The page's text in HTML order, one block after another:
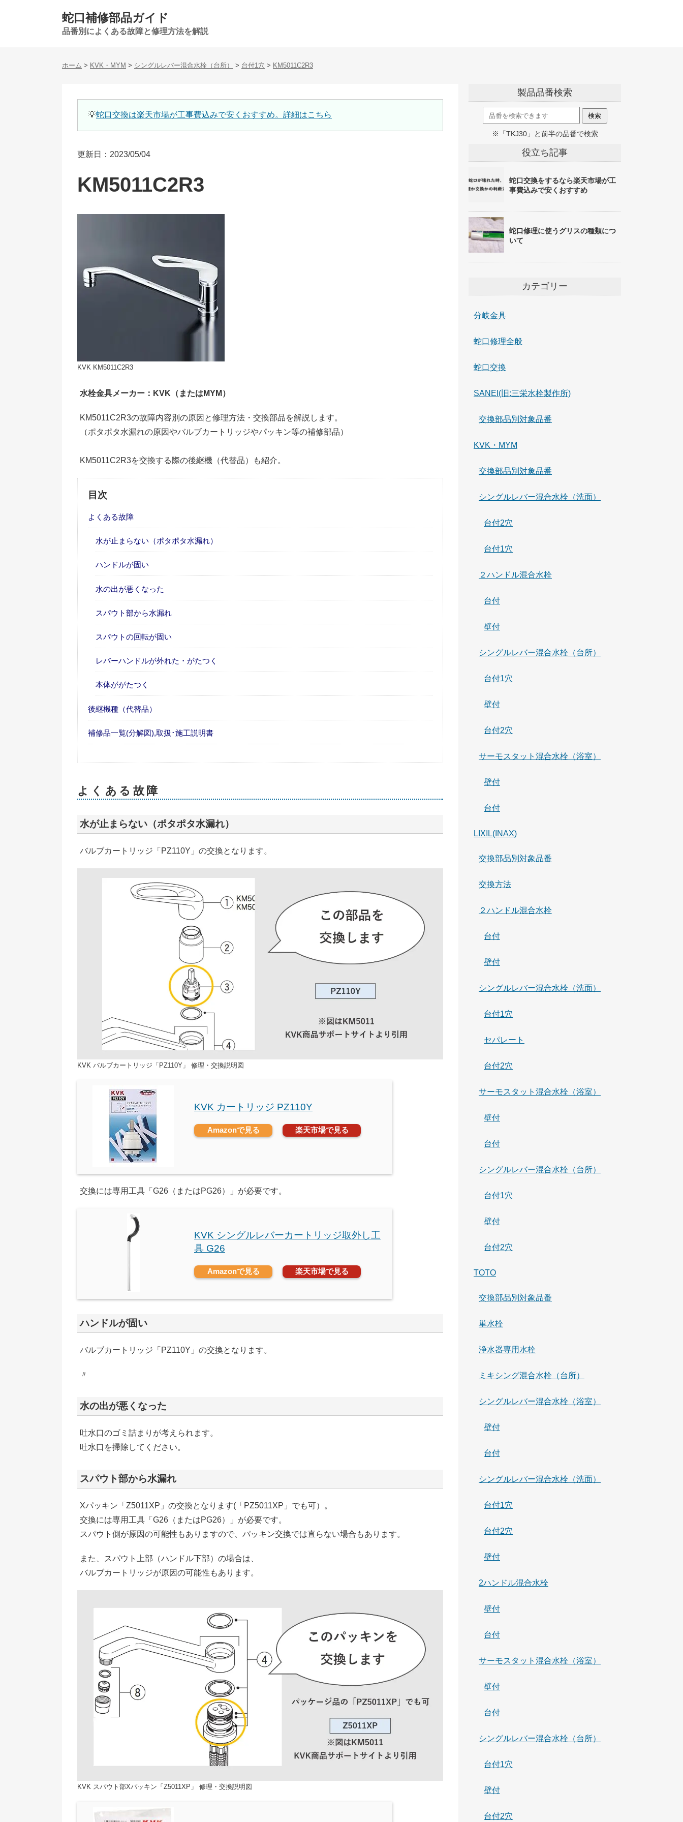
蛇口補修部品ガイド
品番別によくある故障と修理方法を解説
ホーム > KVK・MYM > シングルレバー混合水栓（台所） > 台付1穴 > KM5011C2R3
💡蛇口交換は楽天市場が工事費込みで安くおすすめ。詳細はこちら
更新日：2023/05/04
KM5011C2R3
KVK KM5011C2R3
水栓金具メーカー：KVK（またはMYM）
KM5011C2R3の故障内容別の原因と修理方法・交換部品を解説します。
（ポタポタ水漏れの原因やバルブカートリッジやパッキン等の補修部品）
KM5011C2R3を交換する際の後継機（代替品）も紹介。
目次
よくある故障
水が止まらない（ポタポタ水漏れ）
ハンドルが固い
水の出が悪くなった
スパウト部から水漏れ
スパウトの回転が固い
レバーハンドルが外れた・がたつく
本体ががたつく
後継機種（代替品）
補修品一覧(分解図),取扱･施工説明書
よくある故障
水が止まらない（ポタポタ水漏れ）
バルブカートリッジ「PZ110Y」の交換となります。
KVK バルブカートリッジ「PZ110Y」 修理・交換説明図
KVK カートリッジ PZ110Y
Amazonで見る 楽天市場で見る
交換には専用工具「G26（またはPG26）」が必要です。
KVK シングルレバーカートリッジ取外し工
具 G26
Amazonで見る 楽天市場で見る
ハンドルが固い
バルブカートリッジ「PZ110Y」の交換となります。
〃
水の出が悪くなった
吐水口のゴミ詰まりが考えられます。
吐水口を掃除してください。
スパウト部から水漏れ
Xパッキン「Z5011XP」の交換となります(「PZ5011XP」でも可）。
交換には専用工具「G26（またはPG26）」が必要です。
スパウト側が原因の可能性もありますので、パッキン交換では直らない場合もあります。
また、スパウト上部（ハンドル下部）の場合は、
バルブカートリッジが原因の可能性もあります。
KVK スパウト部Xパッキン「Z5011XP」 修理・交換説明図
製品品番検索
※「TKJ30」と前半の品番で検索
役立ち記事
蛇口交換をするなら楽天市場が工
事費込みで安くおすすめ
蛇口修理に使うグリスの種類につ
いて
カテゴリー
分岐金具
蛇口修理全般
蛇口交換
SANEI(旧:三栄水栓製作所)
交換部品別対象品番
KVK・MYM
交換部品別対象品番
シングルレバー混合水栓（洗面）
台付2穴
台付1穴
２ハンドル混合水栓
台付
壁付
シングルレバー混合水栓（台所）
台付1穴
壁付
台付2穴
サーモスタット混合水栓（浴室）
壁付
台付
LIXIL(INAX)
交換部品別対象品番
交換方法
２ハンドル混合水栓
台付
壁付
シングルレバー混合水栓（洗面）
台付1穴
セパレート
台付2穴
サーモスタット混合水栓（浴室）
壁付
台付
シングルレバー混合水栓（台所）
台付1穴
壁付
台付2穴
TOTO
交換部品別対象品番
単水栓
浄水器専用水栓
ミキシング混合水栓（台所）
シングルレバー混合水栓（浴室）
壁付
台付
シングルレバー混合水栓（洗面）
台付1穴
台付2穴
壁付
2ハンドル混合水栓
壁付
台付
サーモスタット混合水栓（浴室）
壁付
台付
シングルレバー混合水栓（台所）
台付1穴
壁付
台付2穴